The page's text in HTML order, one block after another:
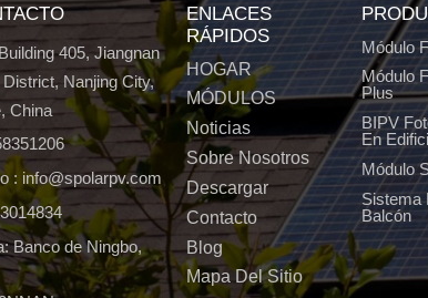
405, Jiangnan
Nanjing City,
China
: info@spolarpv.com
Banco de Ningbo,
ENLACES
RÁPIDOS
HOGAR
MÓDULOS
Noticias
Sobre Nosotros
Descargar
Contacto
Blog
Mapa Del Sitio
Módulo
Módulo
Plus
BIPV
En
Módulo
Sistema
Balcón